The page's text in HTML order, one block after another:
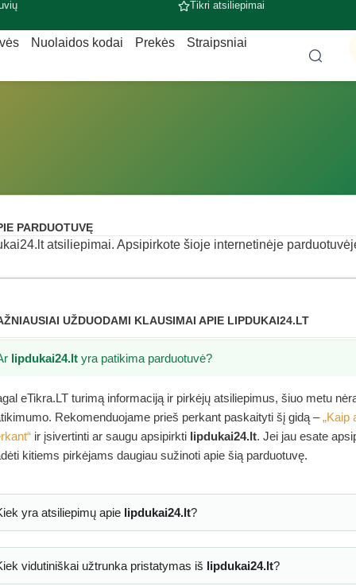
Tikri atsiliepimai
Nuolaidos kodai Prekės Straipsniai
PARDUOTUVĘ
atsiliepimai. Apsipirkote šioje internetinėje
UŽDUODAMI KLAUSIMAI APIE LIPDUKAI24.LT
lipdukai24.lt yra patikima parduotuvė?
eTikra.LT turimą informaciją ir pirkėjų atsiliepimus, šiuo metu
Rekomenduojame prieš perkant paskaityti šį gidą –„Kaip
ir įsivertinti ar saugu apsipirkti lipdukai24.lt. Jei jau esate
kitiems pirkėjams daugiau sužinoti apie šią parduotuvę.
yra atsiliepimų apie lipdukai24.lt?
vidutiniškai užtrunka pristatymas iš lipdukai24.lt?